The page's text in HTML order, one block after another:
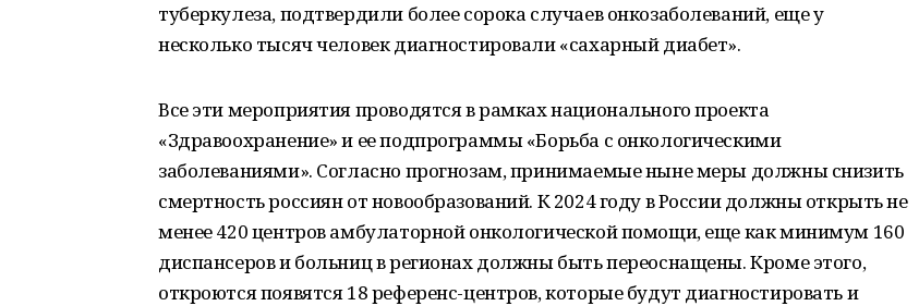
туберкулеза, подтвердили более сорока случаев онкозаболеваний, еще у
несколько тысяч человек диагностировали «сахарный диабет».
Все эти мероприятия проводятся в рамках национального проекта
«Здравоохранение» и ее подпрограммы «Борьба с онкологическими
заболеваниями». Согласно прогнозам, принимаемые ныне меры должны снизить
смертность россиян от новообразований. К 2024 году в России должны открыть не
менее 420 центров амбулаторной онкологической помощи, еще как минимум 160
диспансеров и больниц в регионах должны быть переоснащены. Кроме этого,
откроются появятся 18 референс-центров, которые будут диагностировать и